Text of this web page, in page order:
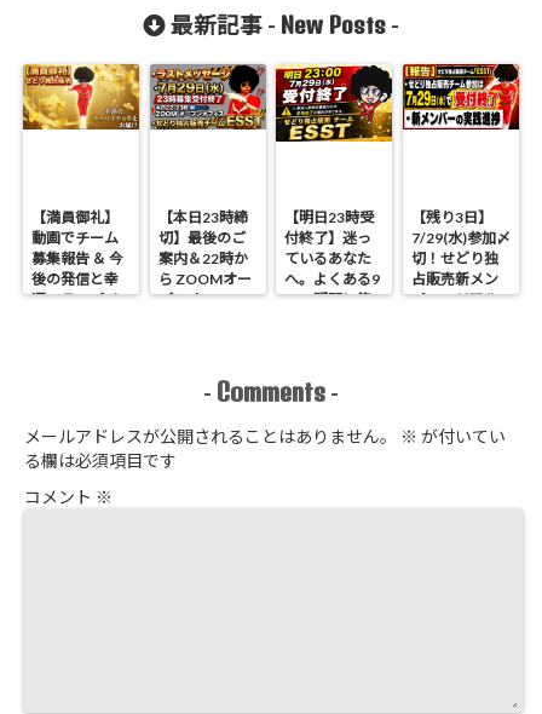
最新記事 - New Posts -
【満員御礼】
動画でチーム
募集報告 ＆ 今
後の発信と幸
運のラッパイ
【本日23時締
切】最後のご
案内＆22時か
ら ZOOMオー
プンオフィス
【明日23時受
付終了】迷っ
ているあなた
へ。よくある9
つの疑問に答
【残り3日】
7/29(水)参加〆
切！せどり独
占販売新メン
バーのリアル
- Comments -
メールアドレスが公開されることはありません。 ※ が付いてい
る欄は必須項目です
コメント ※